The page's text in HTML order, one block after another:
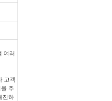
여러
고객
추
진하